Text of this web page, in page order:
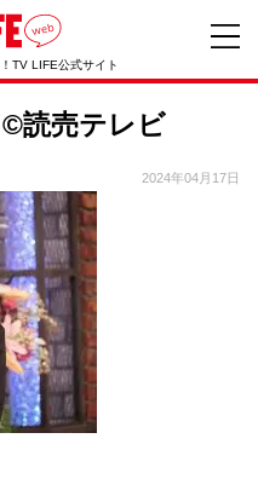
TV LIFE公式サイト
©読売テレビ
2024年04月17日